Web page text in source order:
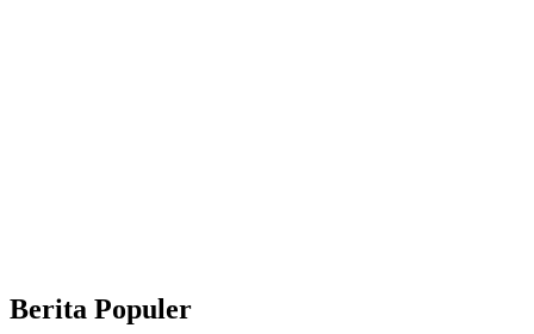
Berita Populer